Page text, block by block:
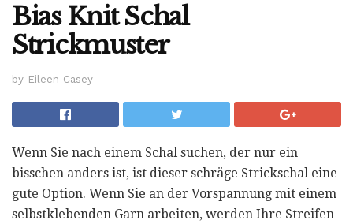
Bias Knit Schal
Strickmuster
by Eileen Casey
Wenn Sie nach einem Schal suchen, der nur ein
bisschen anders ist, ist dieser schräge Strickschal eine
gute Option. Wenn Sie an der Vorspannung mit einem
selbstklebenden Garn arbeiten, werden Ihre Streifen